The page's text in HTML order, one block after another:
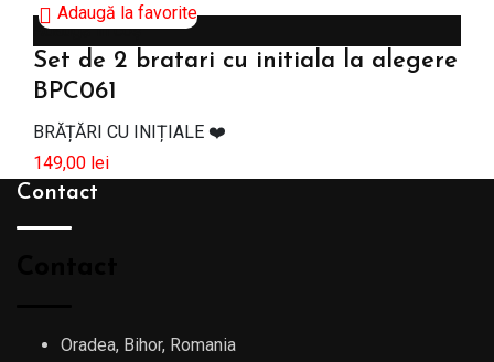
Adaugă la favorite
Adaugă în coș
Set de 2 bratari cu initiala la alegere
BPC061
BRĂȚĂRI CU INIȚIALE ❤️
149,00 lei
Contact
Oradea, Bihor, Romania